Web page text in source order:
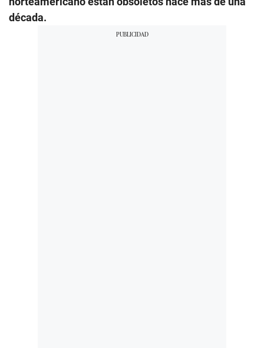
década.